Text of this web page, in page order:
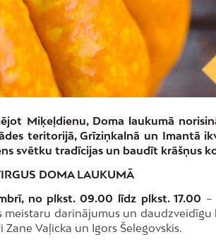
Miķeļdienu, Doma laukumā
teritorijā, Grīziņkalnā un Imantā
svētku tradīcijas un baudīt krāšņus
DOMA LAUKUMĀ
no plkst. 09.00 līdz plkst. 17.00 –
meistaru darinājumus un
Vaļicka un Igors Šelegovskis.